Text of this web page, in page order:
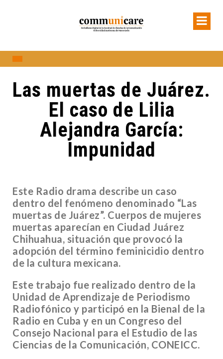
Las muertas de Juárez.
El caso de Lilia
Alejandra García:
Impunidad
Este Radio drama describe un caso
dentro del fenómeno denominado “Las
muertas de Juárez”. Cuerpos de mujeres
muertas aparecían en Ciudad Juárez
Chihuahua, situación que provocó la
adopción del término feminicidio dentro
de la cultura mexicana.
Este trabajo fue realizado dentro de la
Unidad de Aprendizaje de Periodismo
Radiofónico y participó en la Bienal de la
Radio en Cuba y en un Congreso del
Consejo Nacional para el Estudio de las
Ciencias de la Comunicación, CONEICC.